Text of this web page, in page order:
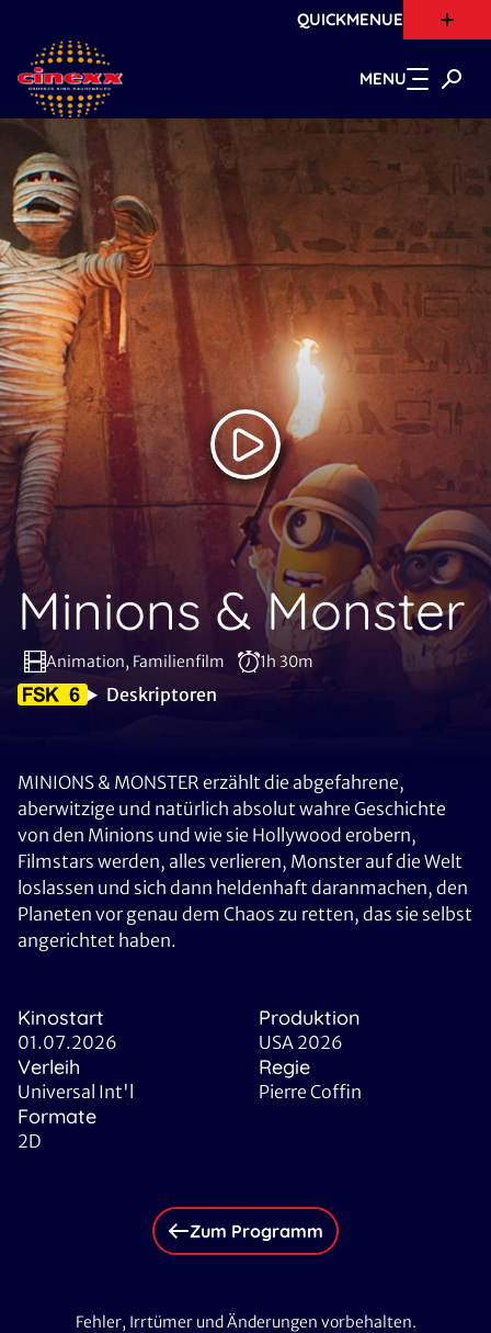
Zum Hauptinhalt springen
QUICKMENUE
MENU
Minions & Monster
Animation, Familienfilm 1h 30m
Deskriptoren
MINIONS & MONSTER erzählt die abgefahrene,
aberwitzige und natürlich absolut wahre Geschichte
von den Minions und wie sie Hollywood erobern,
Filmstars werden, alles verlieren, Monster auf die Welt
loslassen und sich dann heldenhaft daranmachen, den
Planeten vor genau dem Chaos zu retten, das sie selbst
angerichtet haben.
Kinostart
01.07.2026
Produktion
USA 2026
Verleih
Universal Int'l
Regie
Pierre Coffin
Formate
2D
Zum Programm
Fehler, Irrtümer und Änderungen vorbehalten.